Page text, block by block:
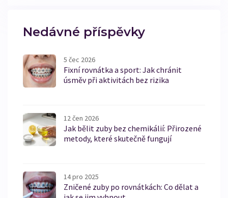
Nedávné příspěvky
5 čec 2026
Fixní rovnátka a sport: Jak chránit
úsměv při aktivitách bez rizika
12 čen 2026
Jak bělit zuby bez chemikálií: Přirozené
metody, které skutečně fungují
14 pro 2025
Zničené zuby po rovnátkách: Co dělat a